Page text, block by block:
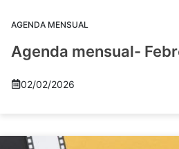
AGENDA MENSUAL
Agenda mensual-
02/02/2026